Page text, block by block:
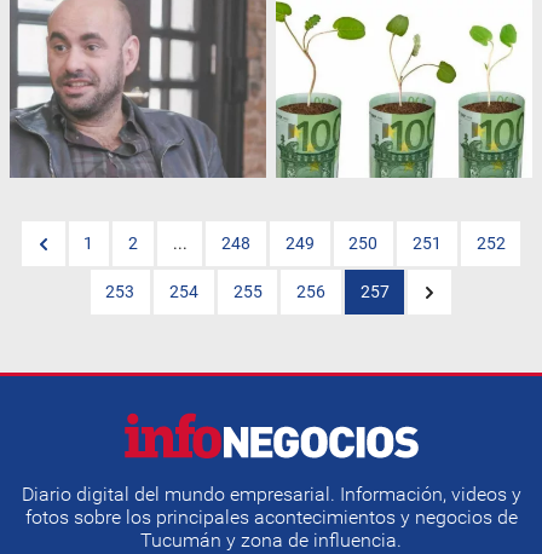
1 2 ... 248 249 250 251 252
253 254 255 256 257
Diario digital del mundo empresarial. Información, videos y
fotos sobre los principales acontecimientos y negocios de
Tucumán y zona de influencia.